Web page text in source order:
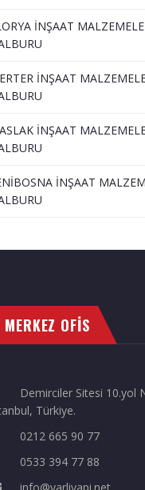
İNŞAAT
İNŞAAT
İNŞAAT
İNŞAAT
MERKEZ OFİS
Demirciler Sitesi 10.yol
Türkiye.
0212 665 90 77
0533 394 77 88